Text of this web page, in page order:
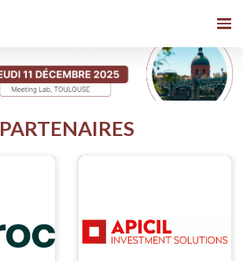
PARTENAIRES